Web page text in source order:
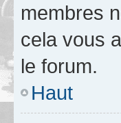
membres
cela vous
le forum.
Haut